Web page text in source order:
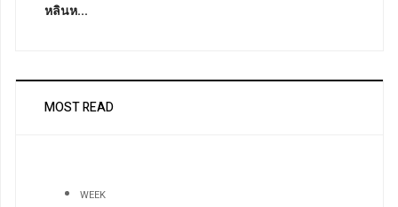
หลินห...
MOST READ
WEEK